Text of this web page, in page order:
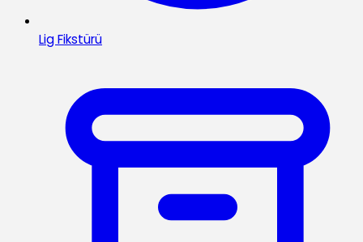
Lig Fikstürü